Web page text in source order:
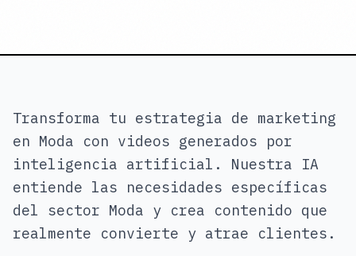
Transforma tu estrategia de marketing
en Moda con videos generados por
inteligencia artificial. Nuestra IA
entiende las necesidades específicas
del sector Moda y crea contenido que
realmente convierte y atrae clientes.